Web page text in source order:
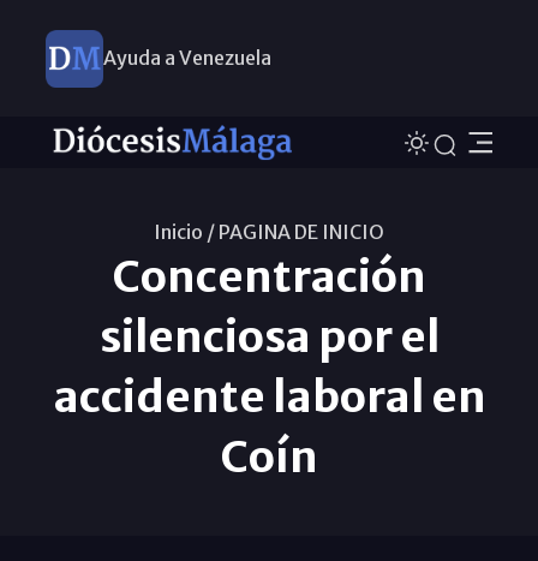
Ayuda a Venezuela
Inicio / PAGINA DE INICIO
Concentración
silenciosa por el
accidente laboral en
Coín